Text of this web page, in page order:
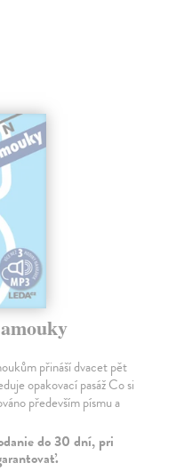
přináší dvacet pět
opakovací pasáž Co si
především písmu a
do 30 dní, pri